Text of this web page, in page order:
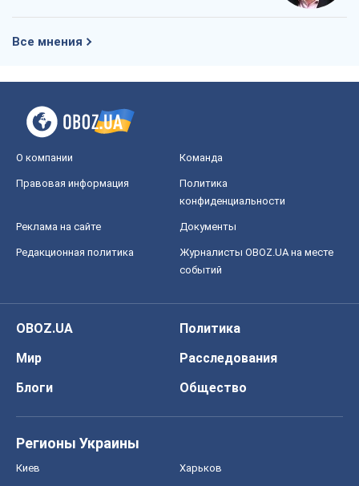
Все мнения
О компании Команда
Правовая информация
Политика
конфиденциальности
Реклама на сайте Документы
Редакционная политика
Журналисты OBOZ.UA на месте
событий
OBOZ.UA
Политика
Мир
Расследования
Блоги
Общество
Регионы Украины
Киев Харьков